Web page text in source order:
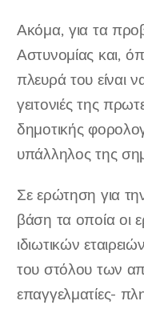
Ακόμα, για τα
Αστυνομίας και,
πλευρά του είναι
γειτονιές της
δημοτικής
υπάλληλος της
Σε ερώτηση για
βάση τα οποία οι
ιδιωτικών
του στόλου των
επαγγελματίες-